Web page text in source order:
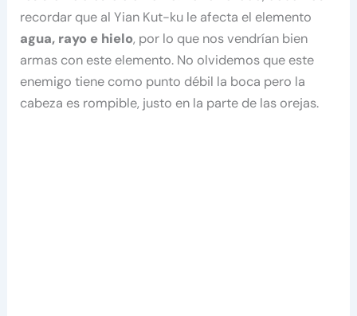
recordar que al Yian Kut-ku le afecta el elemento
agua, rayo e hielo, por lo que nos vendrían bien
armas con este elemento. No olvidemos que este
enemigo tiene como punto débil la boca pero la
cabeza es rompible, justo en la parte de las orejas.